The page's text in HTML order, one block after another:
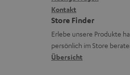
s
.
t
i
a
r
a
n
R
c
k
i
k
o
n
t
d
a
t
Kontakt
Store Finder
Erlebe unsere Produkte
persönlich im Store
Übersicht